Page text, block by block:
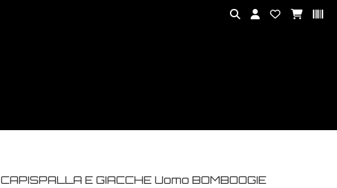
CAPISPALLA E GIACCHE Uomo BOMBOOGIE